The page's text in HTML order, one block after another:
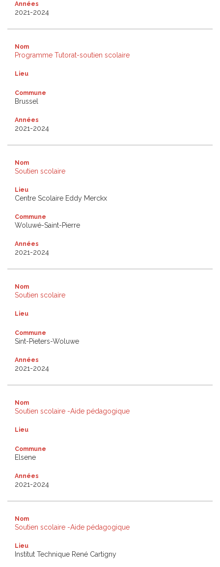
Années
2021-2024
Nom
Programme Tutorat-soutien scolaire
Lieu
Commune
Brussel
Années
2021-2024
Nom
Soutien scolaire
Lieu
Centre Scolaire Eddy Merckx
Commune
Woluwé-Saint-Pierre
Années
2021-2024
Nom
Soutien scolaire
Lieu
Commune
Sint-Pieters-Woluwe
Années
2021-2024
Nom
Soutien scolaire -Aide pédagogique
Lieu
Commune
Elsene
Années
2021-2024
Nom
Soutien scolaire -Aide pédagogique
Lieu
Institut Technique René Cartigny